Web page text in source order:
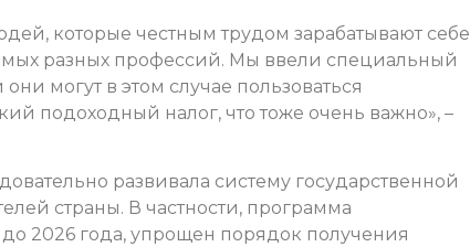
которые честным трудом зарабатывают себе
разных профессий. Мы ввели специальный
могут в этом случае пользоваться
подоходный налог, что тоже очень важно», –
развивала систему государственной
страны. В частности, программа
2026 года, упрощен порядок получения